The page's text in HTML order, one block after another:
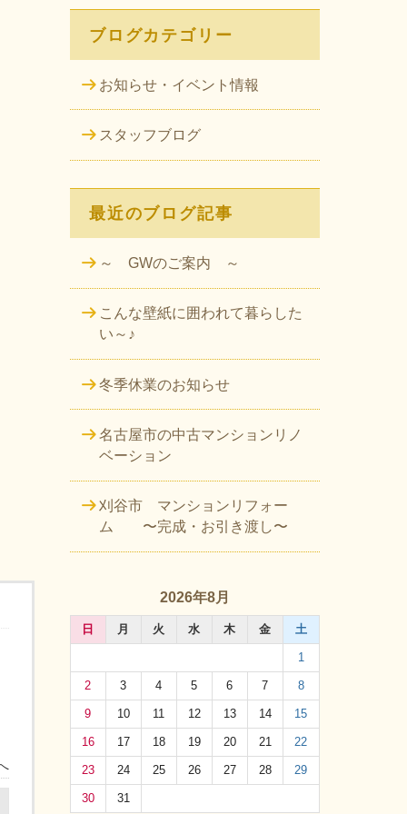
ブログカテゴリー
お知らせ・イベント情報
スタッフブログ
最近のブログ記事
～ GWのご案内 ～
こんな壁紙に囲われて暮らした
い～♪
冬季休業のお知らせ
名古屋市の中古マンションリノ
ベーション
刈谷市 マンションリフォー
ム 〜完成・お引き渡し〜
2026年8月
日 月 火 水 木 金 土
1
2 3 4 5 6 7 8
9 10 11 12 13 14 15
16 17 18 19 20 21 22
23 24 25 26 27 28 29
30 31